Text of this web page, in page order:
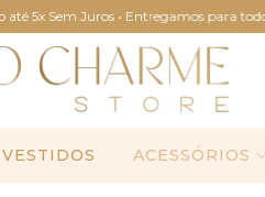
Juros • Entregamos para todo o
VESTIDOS ACESSÓRIOS